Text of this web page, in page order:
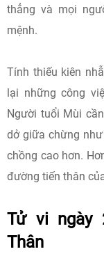
thẳng và mọi
mệnh.
Tính thiếu kiên
lại những công
Người tuổi Mùi
dở giữa chừng
chồng cao hơn.
đường tiến thân
Tử vi ngày
Thân